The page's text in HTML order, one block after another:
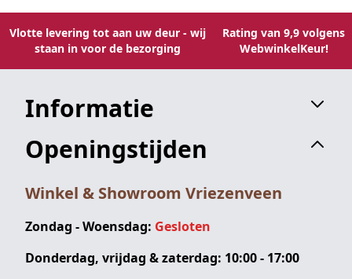
Vlotte levering tot aan uw deur - wij
staan in voor de bezorging
Rating van 9,9 volgens
WebwinkelKeur!
Informatie
Openingstijden
Winkel & Showroom Vriezenveen
Zondag - Woensdag: Gesloten
Donderdag, vrijdag & zaterdag: 10:00 - 17:00